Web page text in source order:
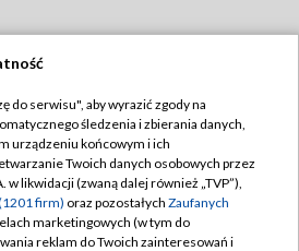
TVP
Regulamin TVP
prywatności
Moje zgody
do serwisu", aby wyrazić zgody na
śledzenia i zbierania danych,
urządzeniu końcowym i ich
Twoich danych osobowych przez
w likwidacji (zwaną dalej również „TVP”),
firm) oraz pozostałych Zaufanych
marketingowych (w tym do
reklam do Twoich zainteresowań i